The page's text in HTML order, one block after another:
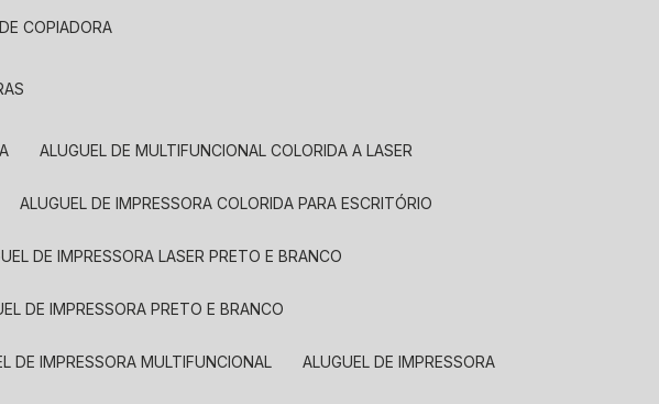
DE COPIADORA
ALUGUEL DE MULTIFUNCIONAL COLORIDA A LASER
ALUGUEL DE IMPRESSORA COLORIDA PARA ESCRITÓRIO
DE IMPRESSORA LASER PRETO E BRANCO
DE IMPRESSORA PRETO E BRANCO
DE IMPRESSORA MULTIFUNCIONAL ALUGUEL DE IMPRESSORA